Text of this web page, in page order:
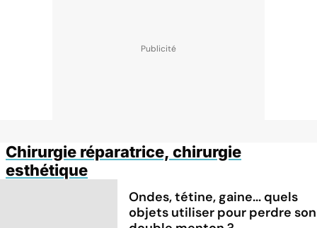
Chirurgie réparatrice, chirurgie
esthétique
Ondes, tétine, gaine... quels
objets utiliser pour perdre son